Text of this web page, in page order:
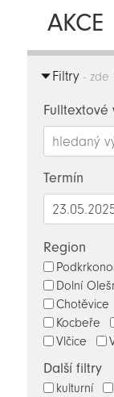
AKCE
Filtry- zde
Fulltextové
Termín
Region
Dolní
Chotěvice
Kocbeře
Vlčice
Další filtry
kulturní